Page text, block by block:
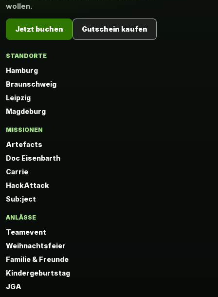
wollen.
Jetzt buchen Gutschein kaufen
STANDORTE
Hamburg
Braunschweig
Leipzig
Magdeburg
MISSIONEN
Artefacts
Doc Eisenbarth
Carrie
HackAttack
Sub:ject
ANLÄSSE
Teamevent
Weihnachtsfeier
Familie & Freunde
Kindergeburtstag
JGA